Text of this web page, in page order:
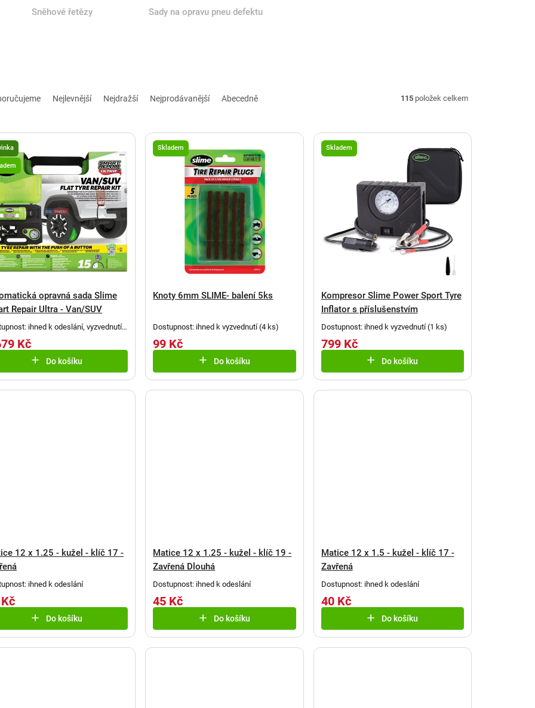
Sněhové řetězy Sady na opravu pneu defektu
Nejlevnější Nejdražší Nejprodávanější Abecedně 115 položek celkem
opravná sada Slime
Repair Ultra - Van/SUV
ihned k odeslání, vyzvednutí
Kč
Do košíku
Skladem
Knoty 6mm SLIME- balení 5ks
Dostupnost: ihned k vyzvednutí(4 ks)
99 Kč
Do košíku
Skladem
Kompresor Slime Power Sport Tyre
Inflator s příslušenstvím
Dostupnost: ihned k vyzvednutí(1 ks)
799 Kč
Do košíku
12 x 1.25 - kužel - klíč 17 -
ihned k odeslání
Do košíku
Matice 12 x 1.25 - kužel - klíč 19 -
Zavřená Dlouhá
Dostupnost: ihned k odeslání
45 Kč
Do košíku
Matice 12 x 1.5 - kužel - klíč 17 -
Zavřená
Dostupnost: ihned k odeslání
40 Kč
Do košíku